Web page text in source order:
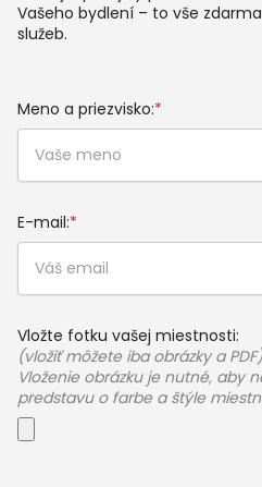
Vašeho bydlení – to vše
služeb.
Meno a priezvisko:*
E-mail:*
Vložte fotku vašej miestnosti:
(vložiť môžete iba obrázky a PDF)
Vloženie obrázku je nutné, aby
predstavu o farbe a štýle